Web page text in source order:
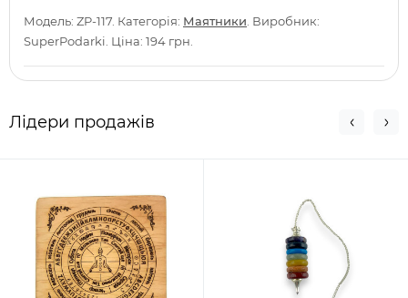
Модель: ZP-117. Категорія: Маятники . Виробник:
SuperPodarki. Ціна: 194 грн.
Лідери продажів